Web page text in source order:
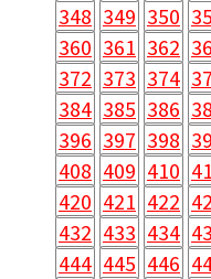
348 349 350
360 361 362
372 373 374
384 385 386
396 397 398
408 409 410
420 421 422
432 433 434
444 445 446